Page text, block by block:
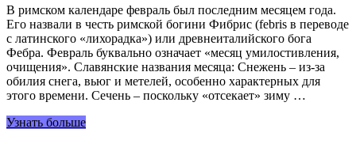
В римском календаре февраль был последним месяцем года.
Его назвали в честь римской богини Фибрис (febris в переводе
с латинского «лихорадка») или древнеиталийского бога
Фебра. Февраль буквально означает «месяц умилостивления,
очищения». Славянские названия месяца: Снежень – из-за
обилия снега, вьюг и метелей, особенно характерных для
этого времени. Сечень – поскольку «отсекает» зиму …
Узнать больше